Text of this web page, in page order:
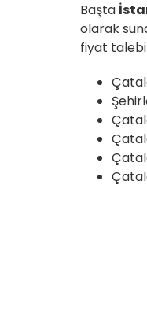
Başta
olarak
fiyat